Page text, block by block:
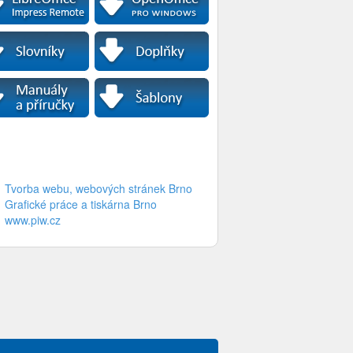
Tvorba webu, webových stránek Brno
Grafické práce a tiskárna Brno
www.piw.cz